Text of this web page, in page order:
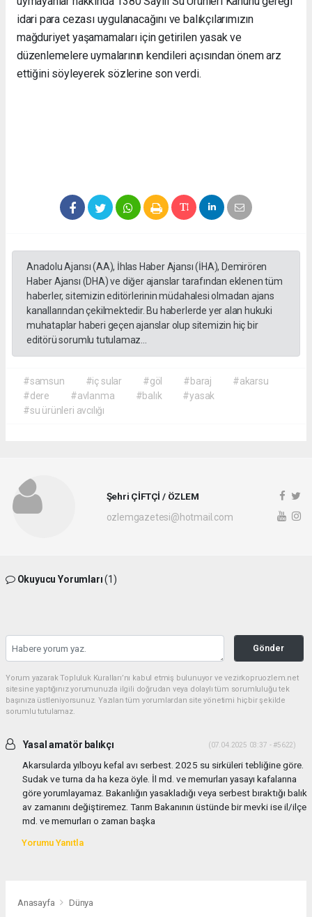
idari para cezası uygulanacağını ve balıkçılarımızın
mağduriyet yaşamamaları için getirilen yasak ve
düzenlemelere uymalarının kendileri açısından önem arz
ettiğini söyleyerek sözlerine son verdi.
Anadolu Ajansı (AA), İhlas Haber Ajansı (İHA), Demirören
Haber Ajansı (DHA) ve diğer ajanslar tarafından eklenen tüm
haberler, sitemizin editörlerinin müdahalesi olmadan ajans
kanallarından çekilmektedir. Bu haberlerde yer alan hukuki
muhataplar haberi geçen ajanslar olup sitemizin hiç bir
editörü sorumlu tutulamaz...
#samsun #iç sular #göl #baraj
#akarsu
#dere
#avlanma #balık
#yasak
#su ürünleri avcılığı
Şehri ÇİFTÇİ / ÖZLEM
ozlemgazetesi@hotmail.com
Okuyucu Yorumları(1)
Gönder
Yorum yazarak Topluluk Kuralları’nı kabul etmiş bulunuyor ve vezirkopruozlem.net
sitesine yaptığınız yorumunuzla ilgili doğrudan veya dolaylı tüm sorumluluğu tek
başınıza üstleniyorsunuz. Yazılan tüm yorumlardan site yönetimi hiçbir şekilde
sorumlu tutulamaz.
Yasal amatör balıkçı (07.04.2025 03:37 - #5622)
Akarsularda yılboyu kefal avı serbest. 2025 su sirküleri tebliğine göre.
Sudak ve turna da ha keza öyle. İl md. ve memurları yasayı kafalarına
göre yorumlayamaz. Bakanlığın yasakladığı veya serbest bıraktığı balık
av zamanını değiştiremez. Tarım Bakanının üstünde bir mevki ise il/ilçe
md. ve memurları o zaman başka
Yorumu Yanıtla
Anasayfa Dünya